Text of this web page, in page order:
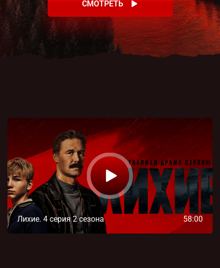
СМОТРЕТЬ
Лихие. 4 серия 2 сезона 58:00